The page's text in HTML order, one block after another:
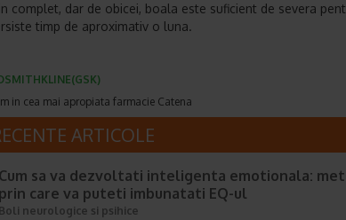
complet, dar de obicei, boala este suficient de severa
timp de aproximativ o luna.
in cea mai apropiata farmacie Catena
ARTICOLE
Cum sa va dezvoltati inteligenta emotionala:
prin care va puteti imbunatati EQ-ul
Boli neurologice si psihice